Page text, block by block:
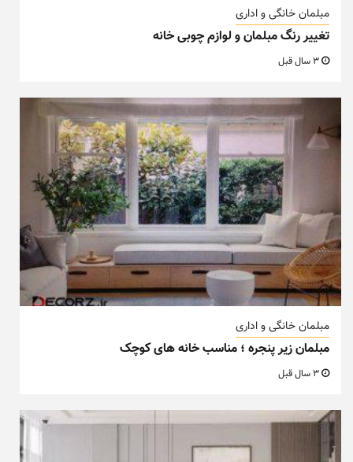
مبلمان خانگی و اداری
تغییر رنگ مبلمان و لوازم چوبی خانه
مبلمان خانگی و اداری
مبلمان زیر پنجره ؛ مناسب خانه های کوچک